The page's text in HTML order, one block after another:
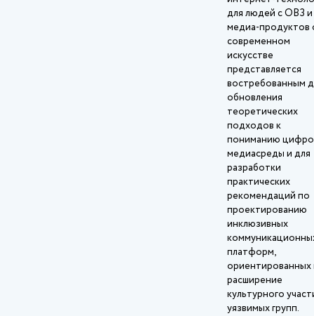
для людей с ОВЗ и
медиа‑продуктов
современном
искусстве
представляется
востребованным
обновления
теоретических
подходов к
пониманию
медиасреды и для
разработки
практических
рекомендаций по
проектированию
инклюзивных
платформ,
ориентированных
расширение
культурного
уязвимых групп.